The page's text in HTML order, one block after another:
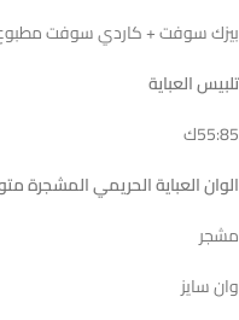
بيزك سوفت + كاردي سوفت
تلبيس العباية
55:85ك
الوان العباية الحريمي المشجرة
مشجر
وان سايز